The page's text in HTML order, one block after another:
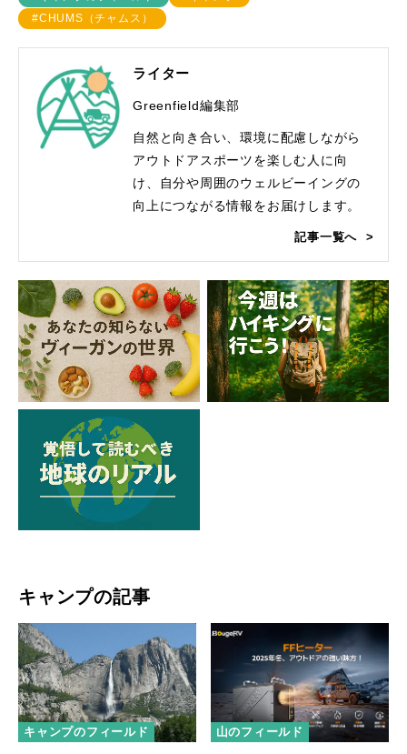
#CHUMS（チャムス）
ライター
Greenfield編集部
自然と向き合い、環境に配慮しながら
アウトドアスポーツを楽しむ人に向
け、自分や周囲のウェルビーイングの
向上につながる情報をお届けします。
記事一覧へ
キャンプの記事
キャンプのフィールド 山のフィールド